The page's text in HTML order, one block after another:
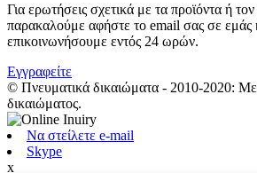
Για ερωτήσεις σχετικά με τα προϊόντα ή
παρακαλούμε αφήστε το email σας σε εμάς
επικοινωνήσουμε εντός 24 ωρών.
Εγγραφείτε
© Πνευματικά δικαιώματα - 2010-2020: Με
δικαιώματος.
Να στείλετε e-mail
Skype
x